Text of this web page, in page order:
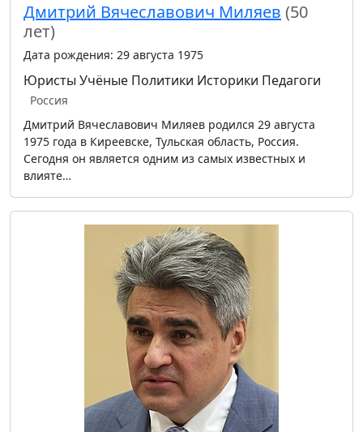
Дмитрий Вячеславович Миляев (50
лет)
Дата рождения: 29 августа 1975
Юристы Учёные Политики Историки Педагоги
Россия
Дмитрий Вячеславович Миляев родился 29 августа
1975 года в Киреевске, Тульская область, Россия.
Сегодня он является одним из самых известных и
влияте…